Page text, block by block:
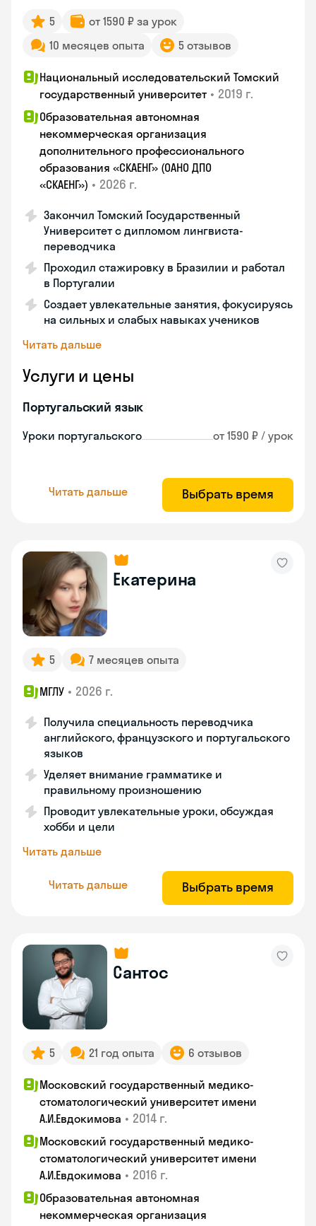
5
от 1590 ₽ за урок
10 месяцев опыта
5 отзывов
Национальный исследовательский Томский
государственный университет • 2019 г.
Образовательная автономная
некоммерческая организация
дополнительного профессионального
образования «СКАЕНГ» (ОАНО ДПО
«СКАЕНГ») • 2026 г.
Закончил Томский Государственный
Университет с дипломом лингвиста-
переводчика
Проходил стажировку в Бразилии и работал
в Португалии
Создает увлекательные занятия, фокусируясь
на сильных и слабых навыках учеников
Читать дальше
Услуги и цены
Португальский язык
Уроки португальского от 1590 ₽ / урок
Читать дальше Выбрать время
Екатерина
5 7 месяцев опыта
МГЛУ • 2026 г.
Получила специальность переводчика
английского, французского и португальского
языков
Уделяет внимание грамматике и
правильному произношению
Проводит увлекательные уроки, обсуждая
хобби и цели
Читать дальше
Читать дальше Выбрать время
Сантос
5 21 год опыта 6 отзывов
Московский государственный медико-
стоматологический университет имени
А.И.Евдокимова • 2014 г.
Московский государственный медико-
стоматологический университет имени
А.И.Евдокимова • 2016 г.
Образовательная автономная
некоммерческая организация